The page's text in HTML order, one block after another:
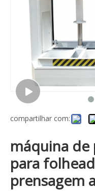
compartilhar com:
máquina de
para
prensagem